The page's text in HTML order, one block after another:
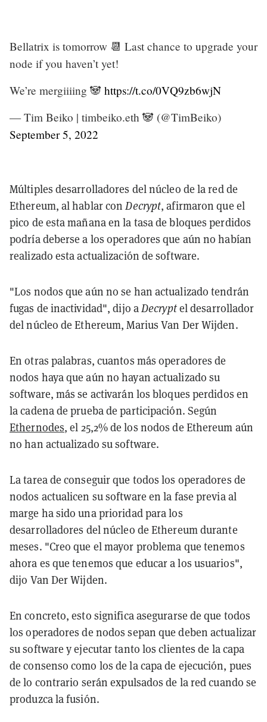
Bellatrix is tomorrow 📆 Last chance to upgrade your
node if you haven’t yet!
We’re mergiiiing 🐼 https://t.co/0VQ9zb6wjN
— Tim Beiko | timbeiko.eth 🐼 (@TimBeiko)
September 5, 2022
Múltiples desarrolladores del núcleo de la red de
Ethereum, al hablar conDecrypt, afirmaron que el
pico de esta mañana en la tasa de bloques perdidos
podría deberse a los operadores que aún no habían
realizado esta actualización de software.
"Los nodos que aún no se han actualizado tendrán
fugas de inactividad", dijo aDecryptel desarrollador
del núcleo de Ethereum, Marius Van Der Wijden.
En otras palabras, cuantos más operadores de
nodos haya que aún no hayan actualizado su
software, más se activarán los bloques perdidos en
la cadena de prueba de participación. Según
Ethernodes, el 25,2% de los nodos de Ethereum aún
no han actualizado su software.
La tarea de conseguir que todos los operadores de
nodos actualicen su software en la fase previa al
marge ha sido una prioridad para los
desarrolladores del núcleo de Ethereum durante
meses. "Creo que el mayor problema que tenemos
ahora es que tenemos que educar a los usuarios",
dijo Van Der Wijden.
En concreto, esto significa asegurarse de que todos
los operadores de nodos sepan que deben actualizar
su software y ejecutar tanto los clientes de la capa
de consenso como los de la capa de ejecución, pues
de lo contrario serán expulsados de la red cuando se
produzca la fusión.